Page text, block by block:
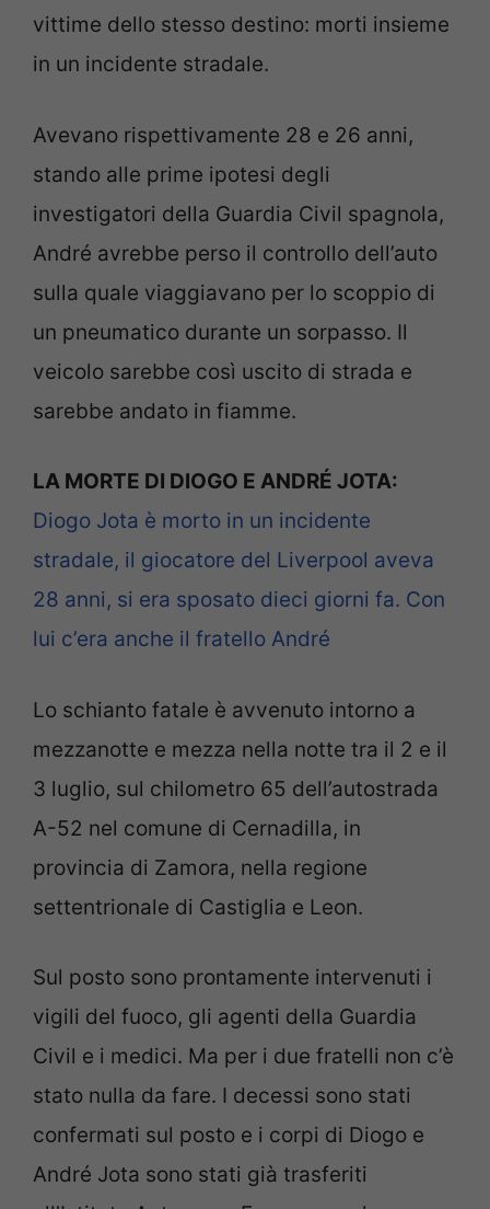
vittime dello stesso destino: morti insieme
in un incidente stradale.
Avevano rispettivamente 28 e 26 anni,
stando alle prime ipotesi degli
investigatori della Guardia Civil spagnola,
André avrebbe perso il controllo dell’auto
sulla quale viaggiavano per lo scoppio di
un pneumatico durante un sorpasso. Il
veicolo sarebbe così uscito di strada e
sarebbe andato in fiamme.
LA MORTE DI DIOGO E ANDRÉ JOTA:
Diogo Jota è morto in un incidente
stradale, il giocatore del Liverpool aveva
28 anni, si era sposato dieci giorni fa. Con
lui c’era anche il fratello André
Lo schianto fatale è avvenuto intorno a
mezzanotte e mezza nella notte tra il 2 e il
3 luglio, sul chilometro 65 dell’autostrada
A-52 nel comune di Cernadilla, in
provincia di Zamora, nella regione
settentrionale di Castiglia e Leon.
Sul posto sono prontamente intervenuti i
vigili del fuoco, gli agenti della Guardia
Civil e i medici. Ma per i due fratelli non c’è
stato nulla da fare. I decessi sono stati
confermati sul posto e i corpi di Diogo e
André Jota sono stati già trasferiti